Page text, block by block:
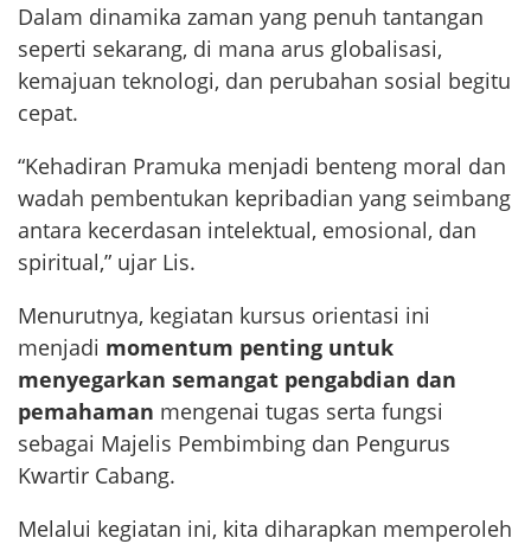
Dalam dinamika zaman yang penuh tantangan
seperti sekarang, di mana arus globalisasi,
kemajuan teknologi, dan perubahan sosial begitu
cepat.
“Kehadiran Pramuka menjadi benteng moral dan
wadah pembentukan kepribadian yang seimbang
antara kecerdasan intelektual, emosional, dan
spiritual,” ujar Lis.
Menurutnya, kegiatan kursus orientasi ini
menjadi momentum penting untuk
menyegarkan semangat pengabdian dan
pemahaman mengenai tugas serta fungsi
sebagai Majelis Pembimbing dan Pengurus
Kwartir Cabang.
Melalui kegiatan ini, kita diharapkan memperoleh